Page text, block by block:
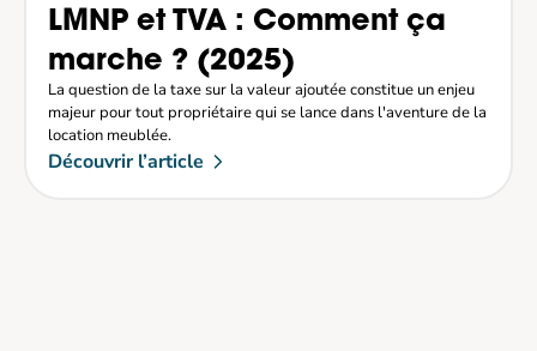
LMNP et TVA : Comment ça
marche ? (2025)
La question de la taxe sur la valeur ajoutée constitue un enjeu
majeur pour tout propriétaire qui se lance dans l'aventure de la
location meublée.
Découvrir l’article